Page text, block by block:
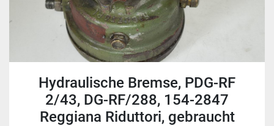
Hydraulische Bremse, PDG-RF
2/43, DG-RF/288, 154-2847
Reggiana Riduttori, gebraucht